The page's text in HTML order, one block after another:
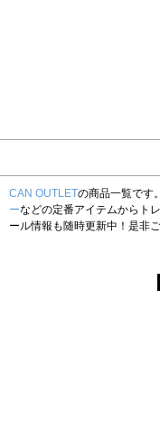
CAN OUTLETの商品一覧です。
ーなどの定番アイテムからト
ール情報も随時更新中！是非ご